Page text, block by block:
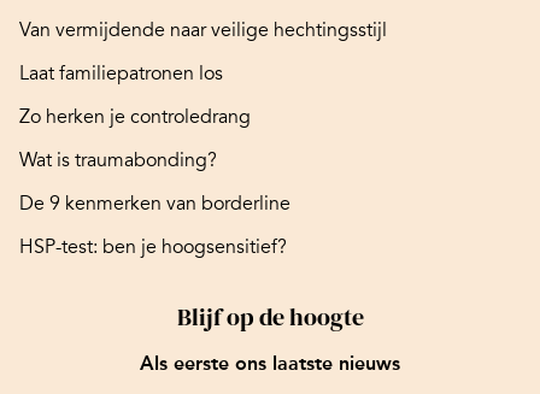
Van vermijdende naar veilige hechtingsstijl
Laat familiepatronen los
Zo herken je controledrang
Wat is traumabonding?
De 9 kenmerken van borderline
HSP-test: ben je hoogsensitief?
Blijf op de hoogte
Als eerste ons laatste nieuws